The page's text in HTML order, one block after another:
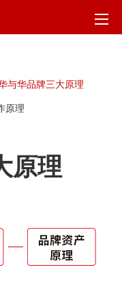
与华品牌三大原理
原理
原理